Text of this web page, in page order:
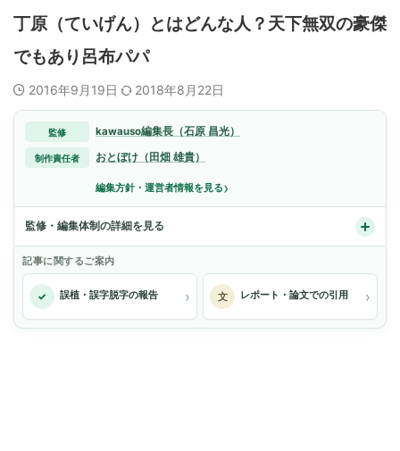
丁原（ていげん）とはどんな人？天下無双の豪傑
でもあり呂布パパ
2016年9月19日 2018年8月22日
監修 kawauso編集長（石原 昌光）
制作責任者 おとぼけ（田畑 雄貴）
編集方針・運営者情報を見る›
監修・編集体制の詳細を見る
記事に関するご案内
✓ 誤植・誤字脱字の報告 › 文 レポート・論文での引用 ›